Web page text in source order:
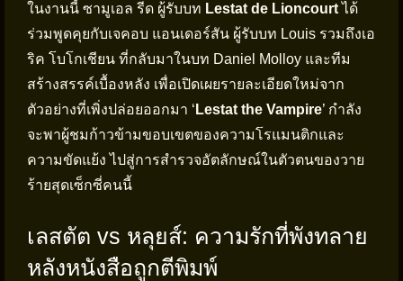
ในงานนี้ ซามูเอล รีด ผู้รับบท Lestat de Lioncourtได้
ร่วมพูดคุยกับเจคอบ แอนเดอร์สัน ผู้รับบท Louis รวมถึงเอ
ริค โบโกเชียน ที่กลับมาในบท Daniel Molloy และทีม
สร้างสรรค์เบื้องหลัง เพื่อเปิดเผยรายละเอียดใหม่จาก
ตัวอย่างที่เพิ่งปล่อยออกมา ‘ Lestat the Vampire’ กำลัง
จะพาผู้ชมก้าวข้ามขอบเขตของความโรแมนติกและ
ความขัดแย้ง ไปสู่การสำรวจอัตลักษณ์ในตัวตนของวาย
ร้ายสุดเซ็กซี่คนนี้
เลสตัต vs หลุยส์: ความรักที่พังทลาย
หลังหนังสือถูกตีพิมพ์